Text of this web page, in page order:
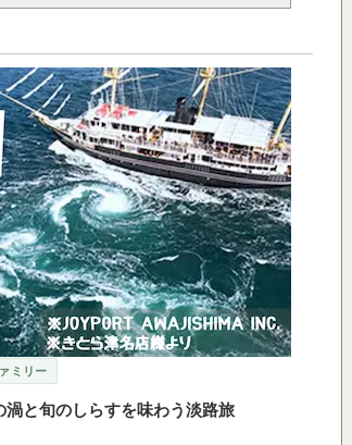
ミリー
と旬のしらすを味わう淡路旅